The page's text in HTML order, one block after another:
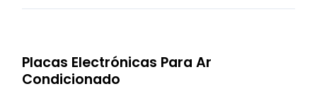
Placas Electrónicas Para Ar
Condicionado